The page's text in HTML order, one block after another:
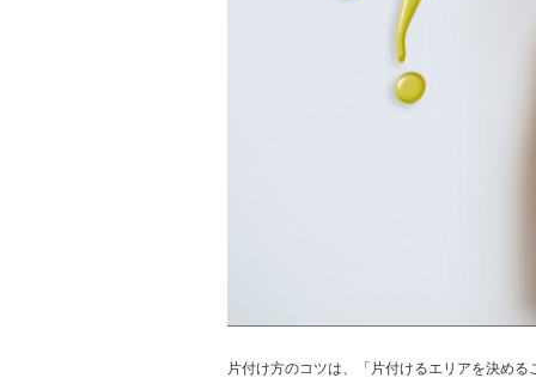
片付け方のコツは、「片付けるエリアを決め